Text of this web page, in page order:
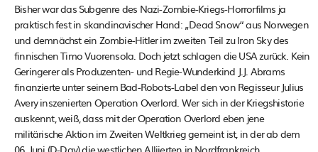
Bisher war das Subgenre des Nazi-Zombie-Kriegs-Horrorfilms ja
praktisch fest in skandinavischer Hand: „Dead Snow“ aus Norwegen
und demnächst ein Zombie-Hitler im zweiten Teil zu Iron Sky des
finnischen Timo Vuorensola. Doch jetzt schlagen die USA zurück. Kein
Geringerer als Produzenten- und Regie-Wunderkind J.J. Abrams
finanzierte unter seinem Bad-Robots-Label den von Regisseur Julius
Avery inszenierten Operation Overlord. Wer sich in der Kriegshistorie
auskennt, weiß, dass mit der Operation Overlord eben jene
militärische Aktion im Zweiten Weltkrieg gemeint ist, in der ab dem
06. Juni (D-Day) die westlichen Alliierten in Nordfrankreich